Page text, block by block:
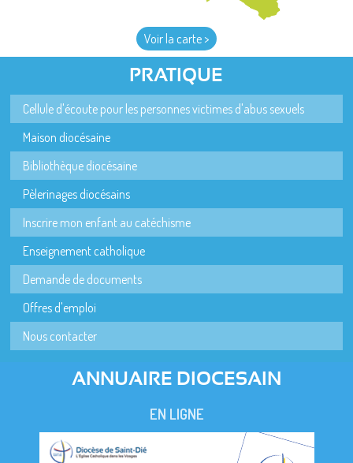
Voir la carte >
PRATIQUE
Cellule d'écoute pour les personnes victimes d'abus sexuels
Maison diocésaine
Bibliothèque diocésaine
Pèlerinages diocésains
Inscrire mon enfant au catéchisme
Enseignement catholique
Demande de documents
Offres d'emploi
Nous contacter
ANNUAIRE DIOCESAIN
EN LIGNE